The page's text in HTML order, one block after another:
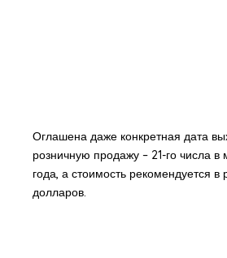
Оглашена даже конкретная дата
розничную продажу – 21-го числа
года, а стоимость рекомендуется в
долларов.